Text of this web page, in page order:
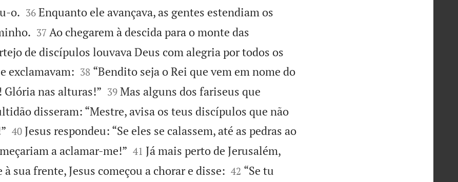
o.
36 Enquanto ele avançava, as gentes estendiam os

37 Ao chegarem à descida para o monte das
de discípulos louvava Deus com alegria por todos os
exclamavam:
38 “Bendito seja o Rei que vem em nome do
Glória nas alturas!”
39 Mas alguns dos fariseus que
disseram: “Mestre, avisa os teus discípulos que não

40 Jesus respondeu: “Se eles se calassem, até as pedras ao
a aclamar-me!”
41 Já mais perto de Jerusalém,
sua frente, Jesus começou a chorar e disse:
42 “Se tu